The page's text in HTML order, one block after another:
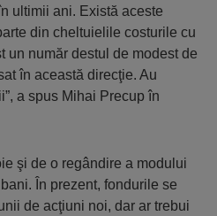
ultimii ani. Există aceste
din cheltuielile costurile cu
un număr destul de modest de
în această direcţie. Au
a spus Mihai Precup în
şi de o regândire a modului
În prezent, fondurile se
de acţiuni noi, dar ar trebui